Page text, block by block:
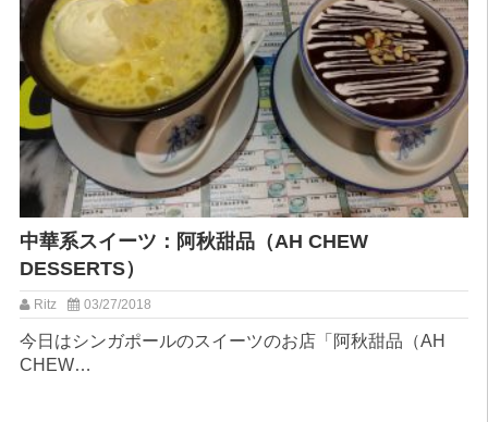
中華系スイーツ：阿秋甜品（AH CHEW
DESSERTS）
Ritz 03/27/2018
今日はシンガポールのスイーツのお店「阿秋甜品（AH
CHEW…